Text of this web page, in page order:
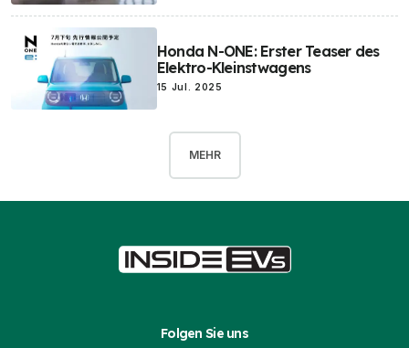
Honda N-ONE: Erster Teaser des
Elektro-Kleinstwagens
15 Jul. 2025
MEHR
Folgen Sie uns